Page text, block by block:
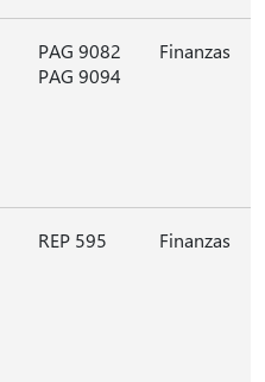
PAG 9082
PAG 9094
Finanzas
REP 595 Finanzas